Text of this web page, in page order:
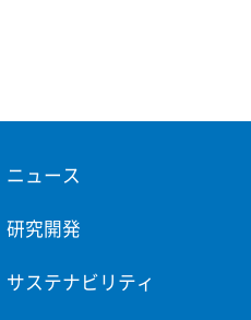
ニュース
研究開発
サステナビリティ